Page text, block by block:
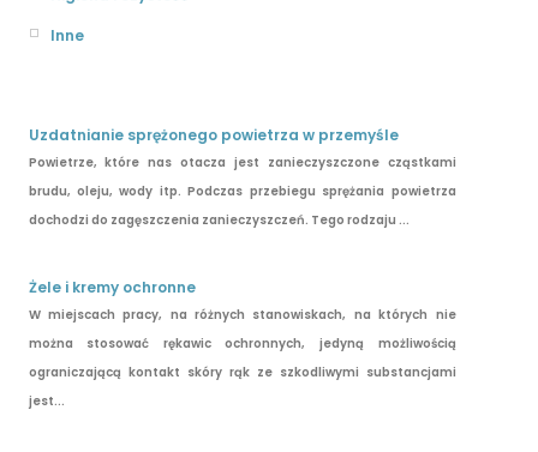
Inne
Uzdatnianie sprężonego powietrza w przemyśle
Powietrze, które nas otacza jest zanieczyszczone cząstkami
brudu, oleju, wody itp. Podczas przebiegu sprężania powietrza
dochodzi do zagęszczenia zanieczyszczeń. Tego rodzaju ...
Żele i kremy ochronne
W miejscach pracy, na różnych stanowiskach, na których nie
można stosować rękawic ochronnych, jedyną możliwością
ograniczającą kontakt skóry rąk ze szkodliwymi substancjami
jest...